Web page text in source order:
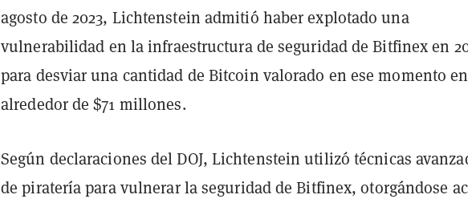
agosto de 2023, Lichtenstein admitió haber explotado una
vulnerabilidad en la infraestructura de seguridad de Bitfinex en
para desviar una cantidad de Bitcoin valorado en ese momento en
alrededor de $71 millones.
Según declaraciones del DOJ, Lichtenstein utilizó técnicas
de piratería para vulnerar la seguridad de Bitfinex, otorgándose